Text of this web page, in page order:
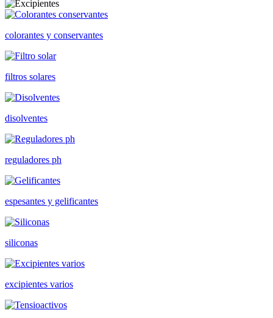
colorantes y conservantes
filtros solares
disolventes
reguladores ph
espesantes y gelificantes
siliconas
excipientes varios